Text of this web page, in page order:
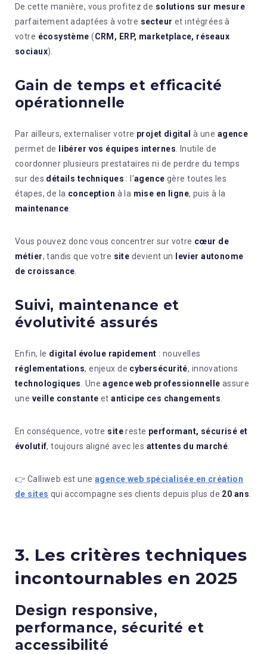
De cette manière, vous profitez de solutions sur mesure
parfaitement adaptées à votre secteur et intégrées à
votre écosystème (CRM, ERP, marketplace, réseaux
sociaux).
Gain de temps et efficacité
opérationnelle
Par ailleurs, externaliser votre projet digital à une agence
permet de
libérer vos équipes internes . Inutile de
coordonner plusieurs prestataires ni de perdre du temps
sur des détails techniques : l’agence gère toutes les
étapes, de la conception à la mise en ligne, puis à la
maintenance
Vous pouvez donc vous concentrer sur votre cœur de
métier, tandis que votre site devient un
levier autonome
de croissance
Suivi, maintenance et
évolutivité assurés
Enfin, le digital évolue rapidement : nouvelles
réglementations, enjeux de cybersécurité, innovations
technologiques . Uneagence web professionnelle assure
une veille constante etanticipe ces changements
En conséquence, votre sitereste performant, sécurisé et
évolutif, toujours aligné avec les attentes du marché
👉 Calliweb est une agence web spécialisée en création
de sites qui accompagne ses clients depuis plus de 20 ans
3. Les critères techniques
incontournables en 2025
Design responsive,
performance, sécurité et
accessibilité